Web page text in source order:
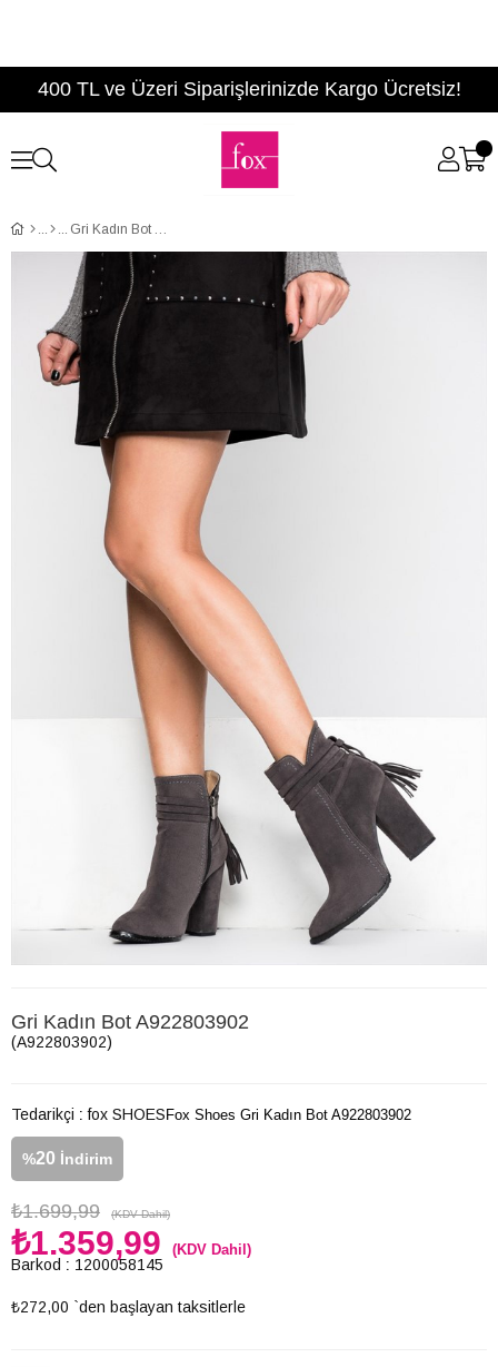
400 TL ve Üzeri Siparişlerinizde Kargo Ücretsiz!
Gri Kadın Bot A922803902
Gri Kadın Bot A922803902
(A922803902)
Tedarikçi : fox SHOES
%20 İndirim
₺1.699,99 (KDV Dahil)
₺1.359,99 (KDV Dahil)
Barkod : 1200058145
₺272,00 `den başlayan taksitlerle
Fox Shoes Gri Kadın Bot A922803902